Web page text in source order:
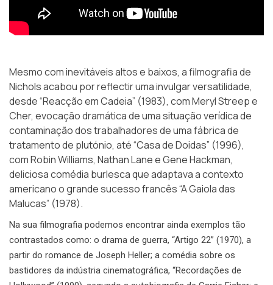
Mesmo com inevitáveis altos e baixos, a filmografia de
Nichols acabou por reflectir uma invulgar versatilidade,
desde “Reacção em Cadeia” (1983), com Meryl Streep e
Cher, evocação dramática de uma situação verídica de
contaminação dos trabalhadores de uma fábrica de
tratamento de plutónio, até “Casa de Doidas” (1996),
com Robin Williams, Nathan Lane e Gene Hackman,
deliciosa comédia burlesca que adaptava a contexto
americano o grande sucesso francês “A Gaiola das
Malucas” (1978).
Na sua filmografia podemos encontrar ainda exemplos tão
contrastados como: o drama de guerra, “Artigo 22” (1970), a
partir do romance de Joseph Heller; a comédia sobre os
bastidores da indústria cinematográfica, “Recordações de